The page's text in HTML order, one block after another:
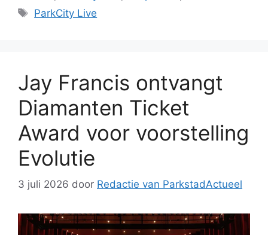
Tags
ParkCity Live
Jay Francis ontvangt
Diamanten Ticket
Award voor voorstelling
Evolutie
3 juli 2026 door Redactie van ParkstadActueel